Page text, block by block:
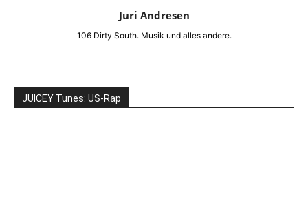
Juri Andresen
106 Dirty South. Musik und alles andere.
JUICEY Tunes: US-Rap